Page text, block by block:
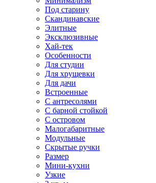
Под старину
Скандинавские
Элитные
Эксклюзивные
Хай-тек
Особенности
Для студии
Для хрущевки
Для дачи
Встроенные
С антресолями
С барной стойкой
С островом
Малогабаритные
Модульные
Скрытые ручки
Размер
Мини-кухни
Узкие